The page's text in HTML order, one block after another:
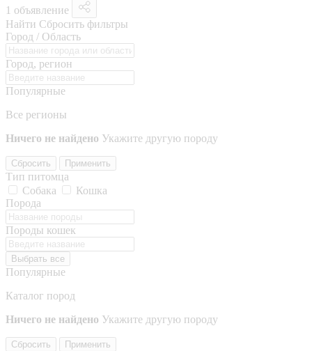
1 объявление
Найти Сбросить фильтры
Город / Область
Город, регион
Популярные
Все регионы
Ничего не найдено Укажите другую породу
Сбросить Применить
Тип питомца
Собака
Кошка
Порода
Породы кошек
Выбрать все
Популярные
Каталог пород
Ничего не найдено Укажите другую породу
Сбросить Применить